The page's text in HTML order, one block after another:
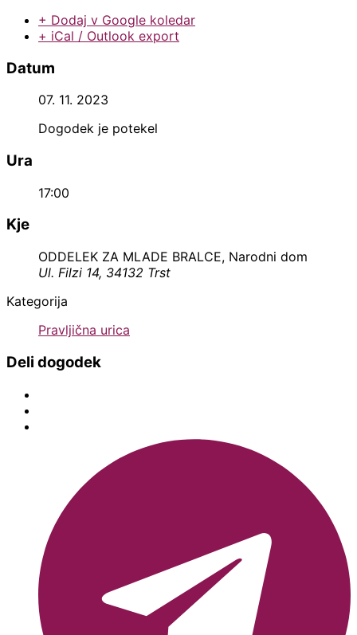
+ Dodaj v Google koledar
+ iCal / Outlook export
Datum
07. 11. 2023
Dogodek je potekel
Ura
17:00
Kje
ODDELEK ZA MLADE BRALCE, Narodni dom
Ul. Filzi 14, 34132 Trst
Kategorija
Pravljična urica
Deli dogodek